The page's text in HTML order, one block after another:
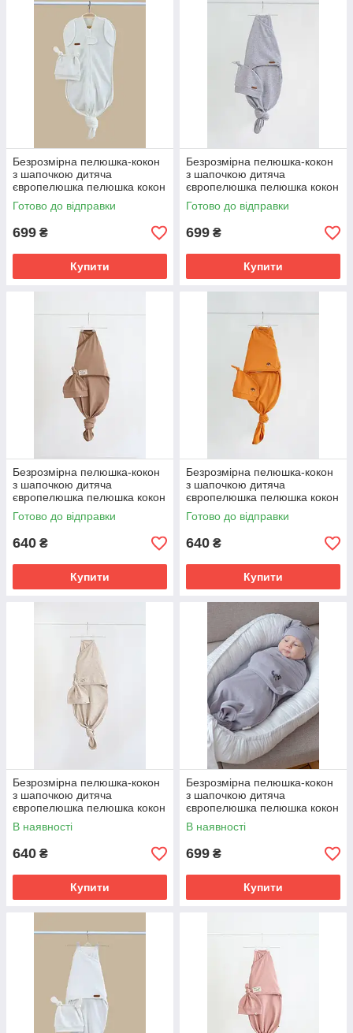
Безрозмірна пелюшка-кокон
з шапочкою дитяча
європелюшка пелюшка кокон
на блискавці 1м для
новонародженого
Готово до відправки
699 ₴
Купити
Безрозмірна пелюшка-кокон
з шапочкою дитяча
європелюшка пелюшка кокон
на липучках 1м для
новонародженого
Готово до відправки
699 ₴
Купити
Безрозмірна пелюшка-кокон
з шапочкою дитяча
європелюшка пелюшка кокон
на липучках 1м для
новонародженого
Готово до відправки
640 ₴
Купити
Безрозмірна пелюшка-кокон
з шапочкою дитяча
європелюшка пелюшка кокон
на липучках 1м для
новонародженого
Готово до відправки
640 ₴
Купити
Безрозмірна пелюшка-кокон
з шапочкою дитяча
європелюшка пелюшка кокон
на липучках 1м для
новонародженого
В наявності
640 ₴
Купити
Безрозмірна пелюшка-кокон
з шапочкою дитяча
європелюшка пелюшка кокон
на липучках 1м для
новонародженого
В наявності
699 ₴
Купити